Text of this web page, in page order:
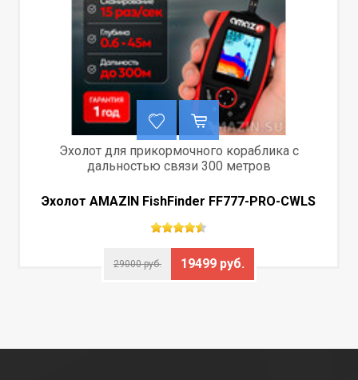
Маяк для прикормочного кораблика